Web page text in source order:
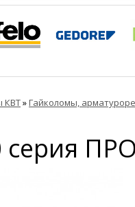
КВТ»Гайколомы,
серия